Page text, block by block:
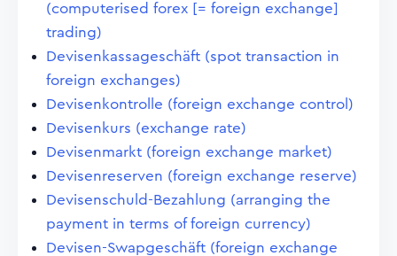
(computerised forex [= foreign exchange]
trading)
Devisenkassageschäft (spot transaction in
foreign exchanges)
Devisenkontrolle (foreign exchange control)
Devisenkurs (exchange rate)
Devisenmarkt (foreign exchange market)
Devisenreserven (foreign exchange reserve)
Devisenschuld-Bezahlung (arranging the
payment in terms of foreign currency)
Devisen-Swapgeschäft (foreign exchange